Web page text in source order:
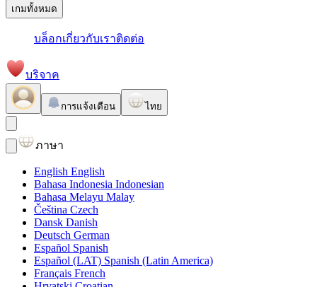
เกมทั้งหมด
บล็อกเกี่ยวกับเราติดต่อ
บริจาค
การแจ้งเตือน ไทย
ภาษา
English English
Bahasa Indonesia Indonesian
Bahasa Melayu Malay
Čeština Czech
Dansk Danish
Deutsch German
Español Spanish
Español (LAT) Spanish (Latin America)
Français French